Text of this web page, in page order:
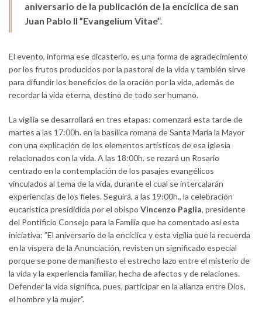
aniversario de la publicación de la encíclica de san
Juan Pablo II ”Evangelium Vitae’‘.
El evento, informa ese dicasterio, es una forma de agradecimiento
por los frutos producidos por la pastoral de la vida y también sirve
para difundir los beneficios de la oración por la vida, además de
recordar la vida eterna, destino de todo ser humano.
La vigilia se desarrollará en tres etapas: comenzará esta tarde de
martes a las 17:00h. en la basílica romana de Santa María la Mayor
con una explicación de los elementos artísticos de esa iglesia
relacionados con la vida. A las 18:00h. se rezará un Rosario
centrado en la contemplación de los pasajes evangélicos
vinculados al tema de la vida, durante el cual se intercalarán
experiencias de los fieles. Seguirá, a las 19:00h., la celebración
eucarística presididida por el obispo Vincenzo Paglia, presidente
del Pontificio Consejo para la Familia que ha comentado así esta
iniciativa: ”El aniversario de la encíclica y esta vigilia que la recuerda
en la víspera de la Anunciación, revisten un significado especial
porque se pone de manifiesto el estrecho lazo entre el misterio de
la vida y la experiencia familiar, hecha de afectos y de relaciones.
Defender la vida significa, pues, participar en la alianza entre Dios,
el hombre y la mujer”.